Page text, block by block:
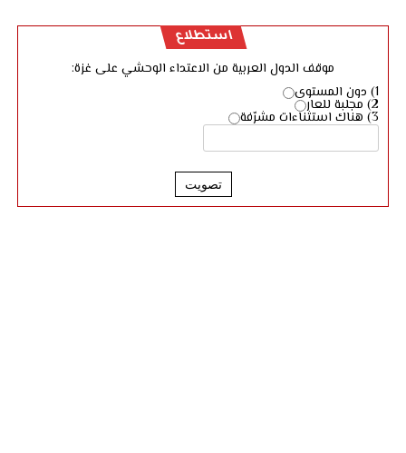
استطلاع
موقف الدول العربية من الاعتداء الوحشي على غزة:
1) دون المستوى
2) مجلبة للعار
3) هناك استثناءات مشرّفة
تصويت